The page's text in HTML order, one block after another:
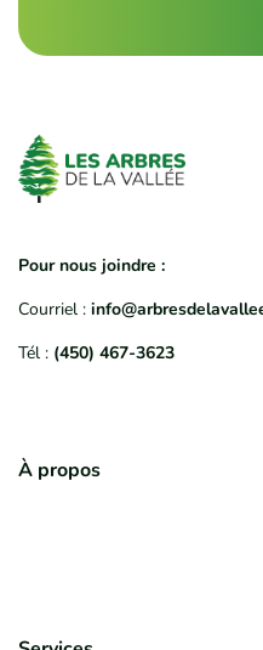
Pour nous joindre :
Courriel :
Tél : (450) 467-3623
À propos